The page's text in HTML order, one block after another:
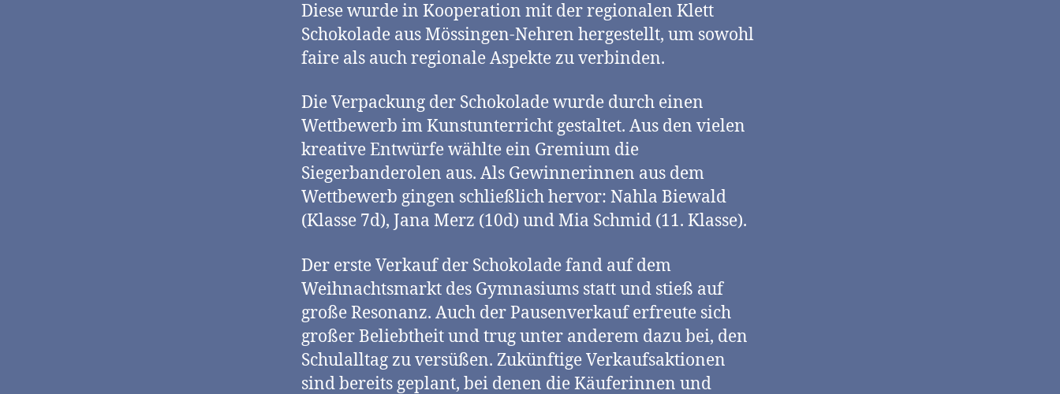
Diese wurde in Kooperation mit der regionalen Klett
Schokolade aus Mössingen-Nehren hergestellt, um sowohl
faire als auch regionale Aspekte zu verbinden.
Die Verpackung der Schokolade wurde durch einen
Wettbewerb im Kunstunterricht gestaltet. Aus den vielen
kreative Entwürfe wählte ein Gremium die
Siegerbanderolen aus. Als Gewinnerinnen aus dem
Wettbewerb gingen schließlich hervor: Nahla Biewald
(Klasse 7d), Jana Merz (10d) und Mia Schmid (11. Klasse).
Der erste Verkauf der Schokolade fand auf dem
Weihnachtsmarkt des Gymnasiums statt und stieß auf
große Resonanz. Auch der Pausenverkauf erfreute sich
großer Beliebtheit und trug unter anderem dazu bei, den
Schulalltag zu versüßen. Zukünftige Verkaufsaktionen
sind bereits geplant, bei denen die Käuferinnen und